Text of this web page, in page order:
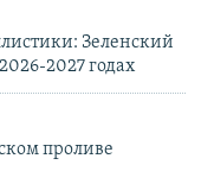
Зеленский
2027 годах
проливе